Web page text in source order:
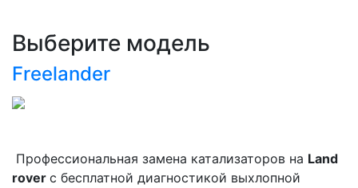
Выберите модель
Freelander
Профессиональная замена катализаторов на Land
rover с бесплатной диагностикой выхлопной